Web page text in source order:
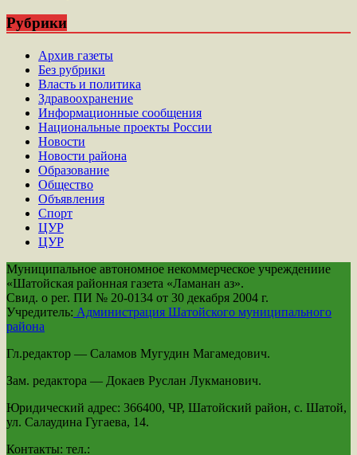
Рубрики
Архив газеты
Без рубрики
Власть и политика
Здравоохранение
Информационные сообщения
Национальные проекты России
Новости
Новости района
Образование
Общество
Объявления
Спорт
ЦУР
ЦУР
Муниципальное автономное некоммерческое учреждениие
«Шатойская районная газета «Ламанан аз».
Свид. о рег. ПИ № 20-0134 от 30 декабря 2004 г.
Учредитель: Администрация Шатойского муниципального
района
Гл.редактор — Саламов Мугудин Магамедович.
Зам. редактора — Докаев Руслан Лукманович.
Юридический адрес: 366400, ЧР, Шатойский район, с. Шатой,
ул. Салаудина Гугаева, 14.
Контакты: тел.: